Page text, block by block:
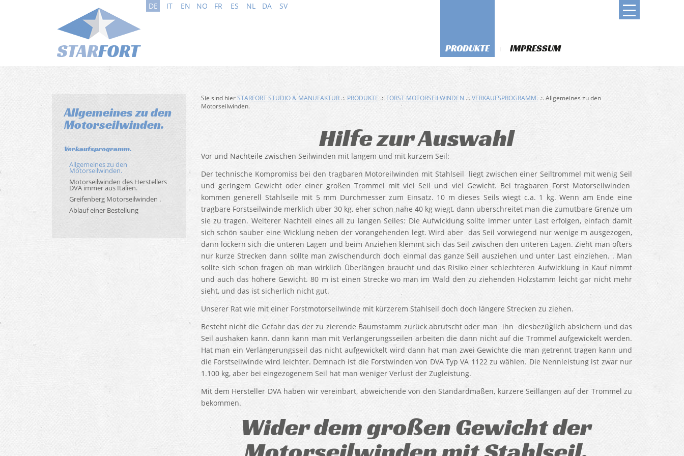
DE IT EN NO FR ES NL DA SV
PRODUKTE IMPRESSUM
Allgemeines zu den
Motorseilwinden.
Verkaufsprogramm.
Allgemeines zu den
Motorseilwinden.
Motorseilwinden des Herstellers
DVA immer aus Italien.
Greifenberg Motorseilwinden .
Ablauf einer Bestellung
Sie sind hierSTARFORT STUDIO & MANUFAKTUR.:. PRODUKTE .:. FORST MOTORSEILWINDEN .:.VERKAUFSPROGRAMM..:. Allgemeines zu den
Motorseilwinden.
Hilfe zur Auswahl
Vor und Nachteile zwischen Seilwinden mit langem und mit kurzem Seil:
Der technische Kompromiss bei den tragbaren Motoreilwinden mit Stahlseil liegt zwischen einer Seiltrommel mit wenig Seil
und geringem Gewicht oder einer großen Trommel mit viel Seil und viel Gewicht. Bei tragbaren Forst Motorseilwinden
kommen generell Stahlseile mit 5 mm Durchmesser zum Einsatz. 10 m dieses Seils wiegt c.a. 1 kg. Wenn am Ende eine
tragbare Forstseilwinde merklich über 30 kg, eher schon nahe 40 kg wiegt, dann überschreitet man die zumutbare Grenze um
sie zu tragen. Weiterer Nachteil eines all zu langen Seiles: Die Aufwicklung sollte immer unter Last erfolgen, einfach damit
sich schön sauber eine Wicklung neben der vorangehenden legt. Wird aber das Seil vorwiegend nur wenige m ausgezogen,
dann lockern sich die unteren Lagen und beim Anziehen klemmt sich das Seil zwischen den unteren Lagen. Zieht man öfters
nur kurze Strecken dann sollte man zwischendurch doch einmal das ganze Seil ausziehen und unter Last einziehen. . Man
sollte sich schon fragen ob man wirklich Überlängen braucht und das Risiko einer schlechteren Aufwicklung in Kauf nimmt
und auch das höhere Gewicht. 80 m ist einen Strecke wo man im Wald den zu ziehenden Holzstamm leicht gar nicht mehr
sieht, und das ist sicherlich nicht gut.
Unserer Rat wie mit einer Forstmotorseilwinde mit kürzerem Stahlseil doch doch längere Strecken zu ziehen.
Besteht nicht die Gefahr das der zu zierende Baumstamm zurück abrutscht oder man ihn diesbezüglich absichern und das
Seil aushaken kann. dann kann man mit Verlängerungsseilen arbeiten die dann nicht auf die Trommel aufgewickelt werden.
Hat man ein Verlängerungsseil das nicht aufgewickelt wird dann hat man zwei Gewichte die man getrennt tragen kann und
die Forstseilwinde wird leichter. Demnach ist die Forstwinden von DVA Typ VA 1122 zu wählen. Die Nennleistung ist zwar nur
1.100 kg, aber bei eingezogenem Seil hat man weniger Verlust der Zugleistung.
Mit dem Hersteller DVA haben wir vereinbart, abweichende von den Standardmaßen, kürzere Seillängen auf der Trommel zu
bekommen.
Wider dem großen Gewicht der